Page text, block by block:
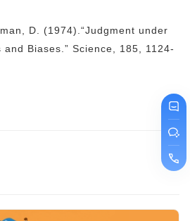
D. (1974).“Judgment under
Biases.” Science, 185, 1124-